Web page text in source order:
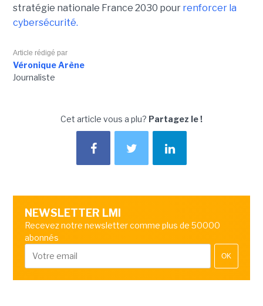
stratégie nationale France 2030 pour renforcer la
cybersécurité.
Article rédigé par
Véronique Arène
Journaliste
Cet article vous a plu? Partagez le !
NEWSLETTER LMI
Recevez notre newsletter comme plus de 50000
abonnés
OK